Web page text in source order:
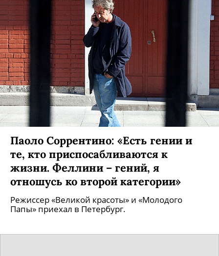
Паоло Соррентино: «Есть гении и
те, кто приспосабливаются к
жизни. Феллини – гений, я
отношусь ко второй категории»
Режиссер «Великой красоты» и «Молодого
Папы» приехал в Петербург.